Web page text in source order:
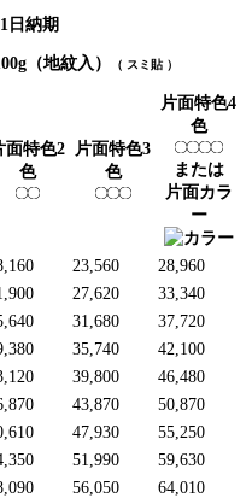
日納期
（地紋入） （ スミ貼 ）
面特色2
色
片面特色3
色
片面特色4
色
または
片面カラ
ー
23,560
28,960
27,620
33,340
31,680
37,720
35,740
42,100
39,800
46,480
43,870
50,870
47,930
55,250
51,990
59,630
56,050
64,010